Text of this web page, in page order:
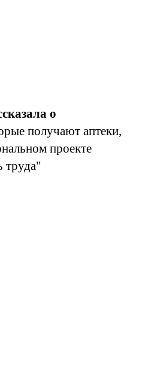
о
получают аптеки,
проекте
труда"